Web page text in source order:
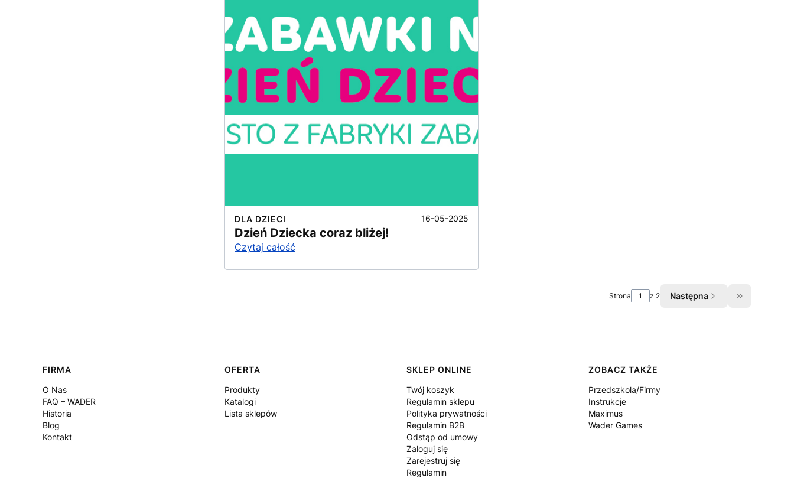
DLA DZIECI 16-05-2025
Dzień Dziecka coraz bliżej!
Czytaj całość
Strona z 2 Następna Przejdź do
Linki w stopce
FIRMA
O Nas
FAQ – WADER
Historia
Blog
Kontakt
OFERTA
Produkty
Katalogi
Lista sklepów
SKLEP ONLINE
Twój koszyk
Regulamin sklepu
Polityka prywatności
Regulamin B2B
Odstąp od umowy
Zaloguj się
Zarejestruj się
Regulamin
ZOBACZ TAKŻE
Przedszkola/Firmy
Instrukcje
Maximus
Wader Games